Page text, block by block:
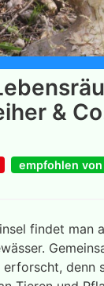
&
empfohlen
findet man
denn